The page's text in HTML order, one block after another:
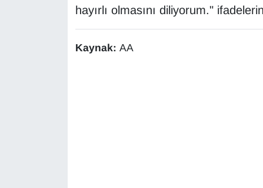
hayırlı olmasını diliyorum."
Kaynak: AA